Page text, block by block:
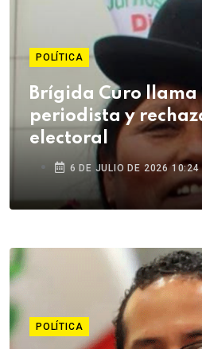
POLÍTICA
Brígida Curo llama
periodista y
electoral
6 DE JULIO DE 2026 10:24
POLÍTICA